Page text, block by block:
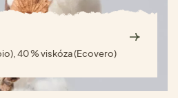
40 % viskóza (Ecovero)